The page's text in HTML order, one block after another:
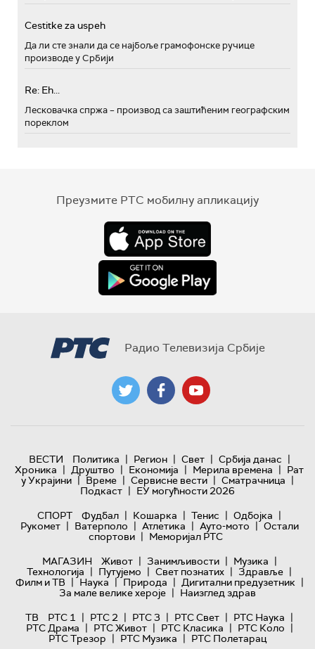
Cestitke za uspeh
Да ли сте знали да се најбоље грамофонске ручице
производе у Србији
Re: Eh...
Лесковачка спржа – производ са заштићеним географским
пореклом
Преузмите РТС мобилну апликацију
Радио Телевизија Србије
ВЕСТИ Политика | Регион | Свет | Србија данас |
Хроника | Друштво | Економија | Мерила времена | Рат
у Украјини | Време | Сервисне вести | Сматрачница |
Подкаст | ЕУ могућности 2026
СПОРТ
Фудбал | Кошарка | Тенис | Одбојка |
Рукомет | Ватерполо | Атлетика | Ауто-мото | Остали
спортови | Меморијал РТС
МАГАЗИН
Живот | Занимљивости | Музика |
Технологијa | Путујемо | Свет познатих | Здравље |
Филм и ТВ | Наука | Природа | Дигитални предузетник |
За мале велике хероје | Наизглед здрав
ТВ
РТС 1 | РТС 2 | РТС 3 | РТС Свет | РТС Наука |
РТС Драма | РТС Живот | РТС Класика | РТС Коло |
РТС Трезор | РТС Музика | РТС Полетарац